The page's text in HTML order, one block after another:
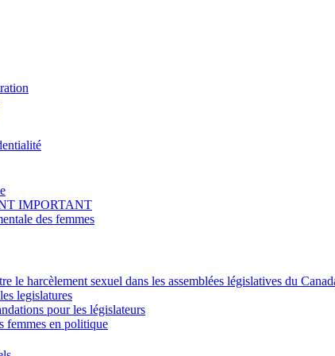
IMPORTANT
des femmes
le harcèlement sexuel dans les assemblées législatives du
legislatures
pour les législateurs
femmes en politique